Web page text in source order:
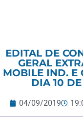
EDITAL DE
GERAL
MOBILE IND. E
DIA 10
04/09/2019